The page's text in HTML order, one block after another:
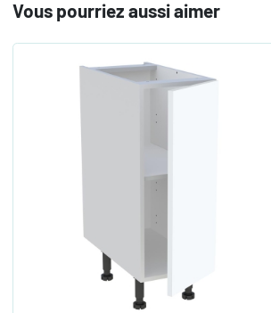
Vous pourriez aussi aimer